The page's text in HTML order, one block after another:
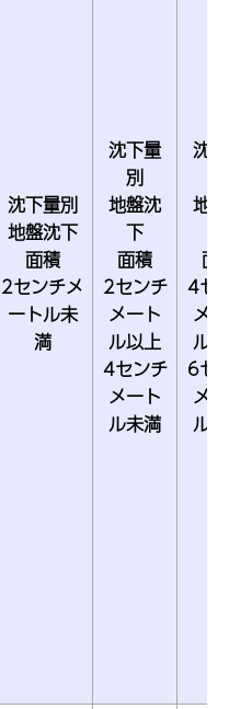
沈下量別
地盤沈下
面積
2センチメ
ートル未
満
沈下量
別
地盤沈
下
面積
2センチ
メート
ル以上
4センチ
メート
ル未満
沈
地
面
4セ
メ
ル
6セ
メ
ル